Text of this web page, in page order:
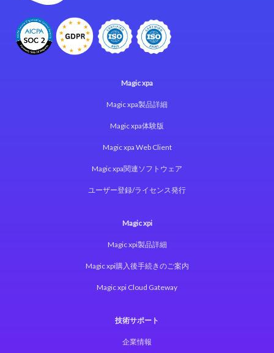
Magic xpa
Magic xpa製品詳細
Magic xpa体験版
Magic xpa Web Client
Magic xpa関連ソフトウェア
ユーザー登録/ライセンス発行
Magic xpi
Magic xpi製品詳細
Magic xpi購入後手続きのご案内
Magic xpi Cloud Gateway
技術サポート
企業情報